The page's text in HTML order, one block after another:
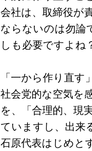
会社は、取締役が
ならないのは勿論
しも必要ですよね
「一から作り直
社会党的な空気を
を、「合理的、現
ていますし、出来
石原代表はじめと